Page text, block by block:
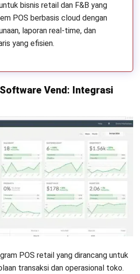
bisnis retail dan F&B yang
POS berbasis cloud dengan
laporan real-time, dan
yang efisien.
Vend: Integrasi
POS retail yang dirancang untuk
transaksi dan operasional toko.